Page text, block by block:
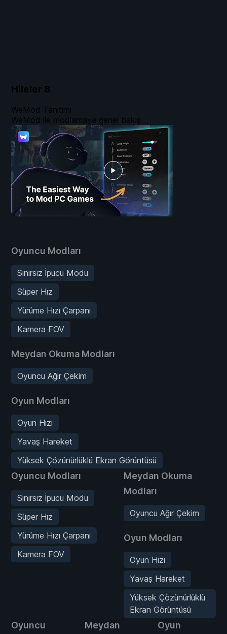
Hileler 8
Oyuncu Modları
Sınırsız İpucu Modu
Süper Hız
Yürüme Hızı Çarpanı
Kamera FOV
Meydan Okuma Modları
Oyuncu Ağır Çekim
Oyun Modları
Oyun Hızı
Yavaş Hareket
Yüksek Çözünürlüklü Ekran Görüntüsü
Oyuncu Modları
Sınırsız İpucu Modu
Süper Hız
Yürüme Hızı Çarpanı
Kamera FOV
Meydan Okuma
Modları
Oyuncu Ağır Çekim
Oyun Modları
Oyun Hızı
Yavaş Hareket
Yüksek Çözünürlüklü
Ekran Görüntüsü
Oyuncu
Meydan
Oyun
WeMod Tanıtımı
WeMod ile modlamaya genel bakış